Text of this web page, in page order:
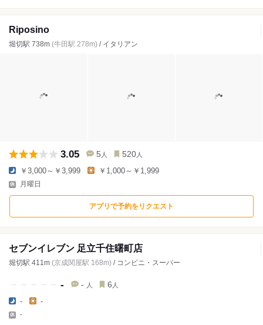
Riposino
堀切駅 738m (牛田駅 278m) / イタリアン
3.05 5 人 520 人
￥3,000～￥3,999 ￥1,000～￥1,999
月曜日
アプリで予約をリクエスト
セブンイレブン 足立千住曙町店
堀切駅 411m (京成関屋駅 168m) / コンビニ・スーパー
- - 人 6 人
- -
-